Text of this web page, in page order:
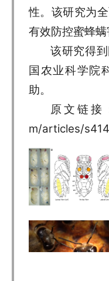
性。该研究为
有效防控蜜蜂螨
该研究得
国农业科学院
助。
原文链接
m/articles/